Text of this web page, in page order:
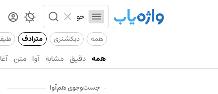
همه دیکشنری مترادف
همه دقیق مشابه آوا متن
جست‌وجوی هم‌آوا